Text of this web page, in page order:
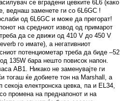
се вградени цевките 6L6 (како
веднаш заменете ги со 6L6GC !
од 6L6GC и може да прегорат!
на средниот извод од примарот
да се движи од 410 V до 450 V
го имате), а негативниот
потенциометар треба да биде –52
135W бара нешто повисок напон.
AB1. Никако не заменувајте ги
тогаш ќе добиете тон на Marshall, а
електронска цевка, па и EL34,
промена на преднапонот и на